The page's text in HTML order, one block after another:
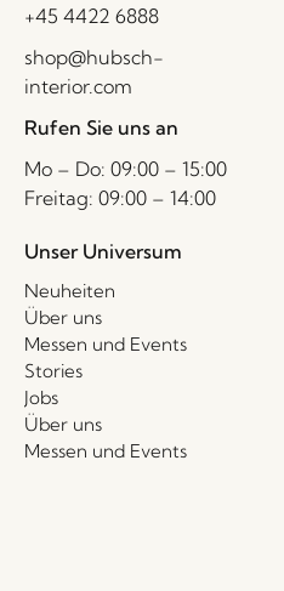
+45 4422 6888
shop@hubsch-
interior.com
Rufen Sie uns an
Mo – Do: 09:00 – 15:00
Freitag: 09:00 – 14:00
Unser Universum
Neuheiten
Über uns
Messen und Events
Stories
Jobs
Über uns
Messen und Events